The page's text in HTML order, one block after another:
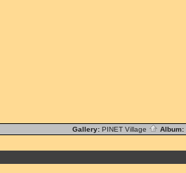
Gallery: PINET Village Album: